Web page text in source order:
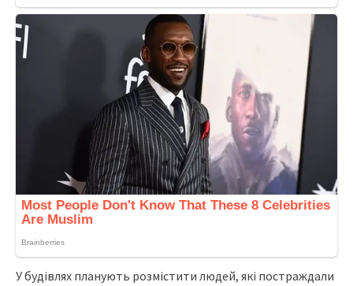
У будівлях планують розмістити людей, які постраждали